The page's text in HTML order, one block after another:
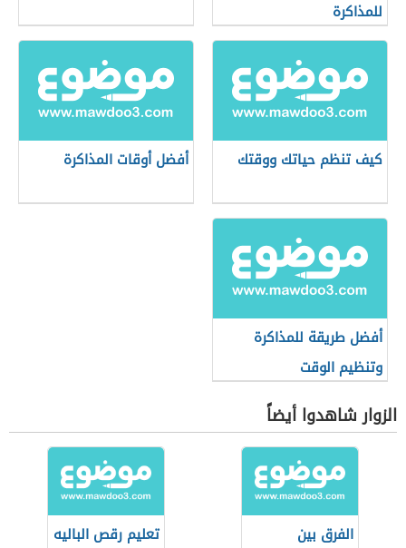
للمذاكرة
كيف تنظم حياتك ووقتك أفضل أوقات المذاكرة
أفضل طريقة للمذاكرة
وتنظيم الوقت
الزوار شاهدوا أيضاً
الفرق بين
تعليم رقص الباليه